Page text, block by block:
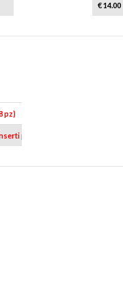
€ 14.00
pz)
per avvitatura (28 pz)